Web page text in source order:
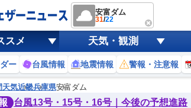
安富ダム
31/22
スメ 天気・観測
ー 台風情報 地震情報 警報・注意報
天気近畿兵庫県安富ダム
台風13号・15号・16号｜今後の予想進路